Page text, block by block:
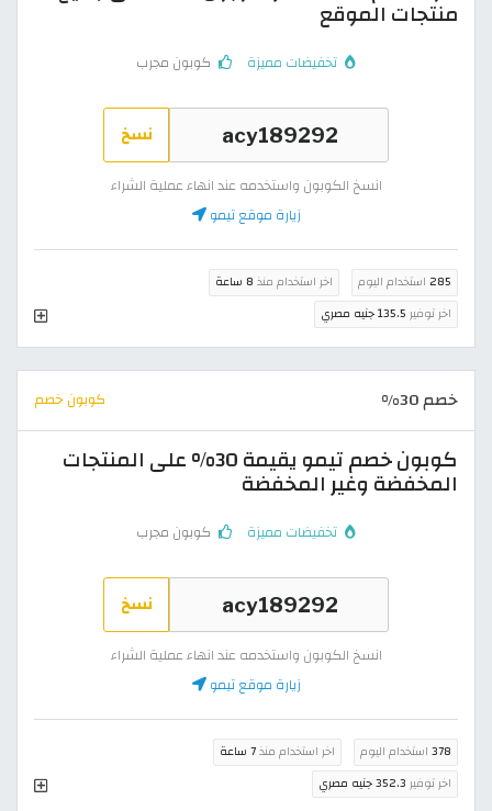
منتجات الموقع
تخفيضات مميزة كوبون مجرب
نسخ
انسخ الكوبون واستخدمه عند انهاء عملية الشراء
زيارة موقع تيمو
285 استخدام اليوم اخر استخدام منذ 8 ساعة
اخر توفير 135.5 جنيه مصري
خصم 30% كوبون خصم
كوبون خصم تيمو يقيمة 30% على المنتجات
المخفضة وغير المخفضة
تخفيضات مميزة كوبون مجرب
نسخ
انسخ الكوبون واستخدمه عند انهاء عملية الشراء
زيارة موقع تيمو
378 استخدام اليوم اخر استخدام منذ7 ساعة
اخر توفير 352.3 جنيه مصري